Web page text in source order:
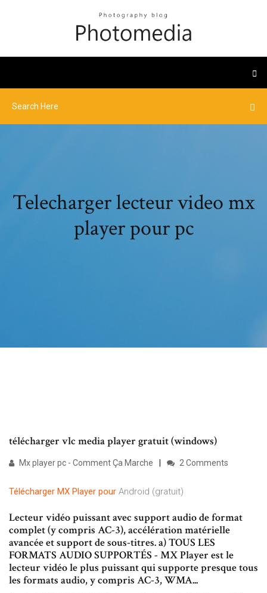
Telecharger lecteur video mx
player pour pc
télécharger vlc media player gratuit (windows)
Mx player pc - Comment Ça Marche 2 Comments
Télécharger MX Player pour Android (gratuit)
Lecteur vidéo puissant avec support audio de format
complet (y compris AC-3), accélération matérielle
avancée et support de sous-titres. a) TOUS LES
FORMATS AUDIO SUPPORTÉS - MX Player est le
lecteur vidéo le plus puissant qui supporte presque tous
les formats audio, y compris AC-3, WMA...